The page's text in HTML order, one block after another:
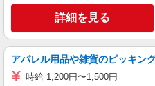
詳細を見る
アパレル用品や雑貨のピッキン
時給 1,200円〜1,500円